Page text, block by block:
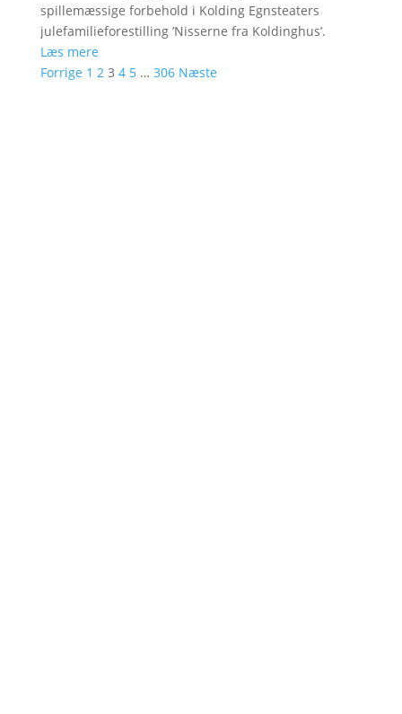
spillemæssige forbehold i Kolding Egnsteaters
julefamilieforestilling ’Nisserne fra Koldinghus’.
Læs mere
Forrige 1 2 3 4 5 … 306 Næste